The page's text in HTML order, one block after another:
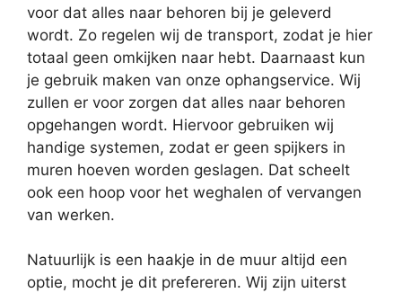
voor dat alles naar behoren bij je geleverd
wordt. Zo regelen wij de transport, zodat je hier
totaal geen omkijken naar hebt. Daarnaast kun
je gebruik maken van onze ophangservice. Wij
zullen er voor zorgen dat alles naar behoren
opgehangen wordt. Hiervoor gebruiken wij
handige systemen, zodat er geen spijkers in
muren hoeven worden geslagen. Dat scheelt
ook een hoop voor het weghalen of vervangen
van werken.
Natuurlijk is een haakje in de muur altijd een
optie, mocht je dit prefereren. Wij zijn uiterst